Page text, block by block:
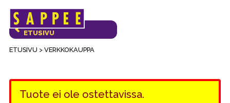
Päävalikko
ETUSIVU > VERKKOKAUPPA
VERKKOKAUPAN
ETUSIVU
Tuote ei ole ostettavissa.